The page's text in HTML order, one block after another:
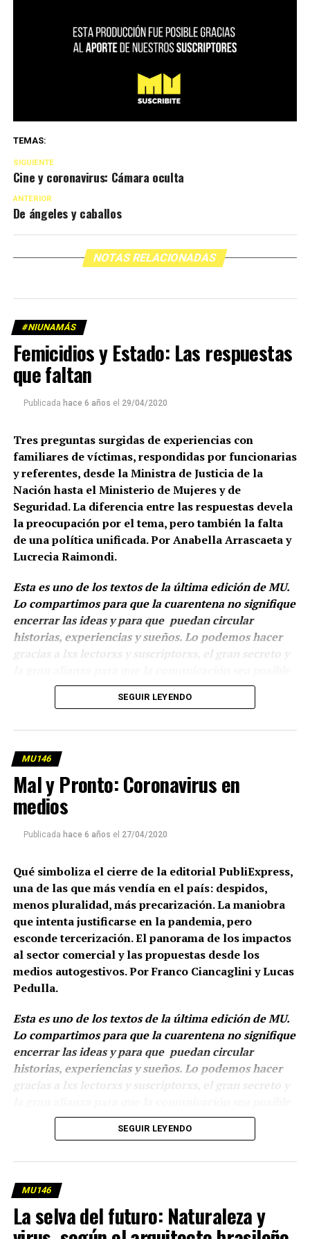
TEMAS:
SIGUIENTE
Cine y coronavirus: Cámara oculta
ANTERIOR
De ángeles y caballos
NOTAS RELACIONADAS
#NIUNAMÁS
Femicidios y Estado: Las respuestas
que faltan
Publicada hace 6 años el 29/04/2020
Tres preguntas surgidas de experiencias con
familiares de víctimas, respondidas por funcionarias
y referentes, desde la Ministra de Justicia de la
Nación hasta el Ministerio de Mujeres y de
Seguridad. La diferencia entre las respuestas devela
la preocupación por el tema, pero también la falta
de una política unificada. Por Anabella Arrascaeta y
Lucrecia Raimondi.
Esta es uno de los textos de la última edición de MU.
Lo compartimos para que la cuarentena no signifique
encerrar las ideas y para que puedan circular
historias, experiencias y sueños. Lo podemos hacer
gracias a lxs lectorxs y suscriptorxs, el gran secreto y
y que los virus no impidan que respiremos juntos.
suscripcion a MU puede hacerse aquí
(más…)
SEGUIR LEYENDO
MU146
Mal y Pronto: Coronavirus en
medios
Publicada hace 6 años el 27/04/2020
Qué simboliza el cierre de la editorial PubliExpress,
una de las que más vendía en el país: despidos,
menos pluralidad, más precarización. La maniobra
que intenta justificarse en la pandemia, pero
esconde tercerización. El panorama de los impactos
al sector comercial y las propuestas desde los
medios autogestivos. Por Franco Ciancaglini y Lucas
Pedulla.
Esta es uno de los textos de la última edición de MU.
Lo compartimos para que la cuarentena no signifique
encerrar las ideas y para que puedan circular
historias, experiencias y sueños. Lo podemos hacer
gracias a lxs lectorxs y suscriptorxs, el gran secreto y
y que los virus no impidan que respiremos juntos.
suscripcion a MU puede hacerse aquí
(más…)
SEGUIR LEYENDO
MU146
La selva del futuro: Naturaleza y